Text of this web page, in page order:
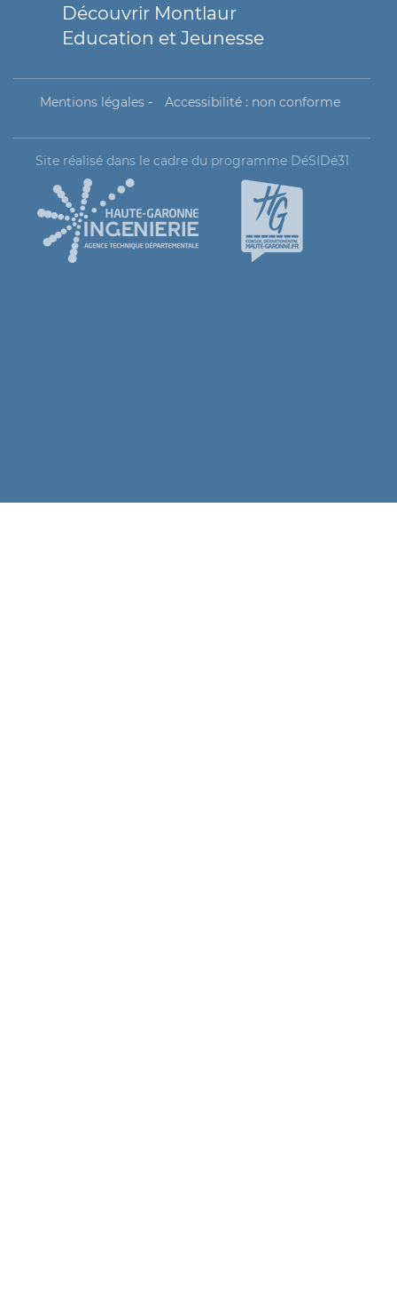
Découvrir Montlaur
Education et Jeunesse
Mentions légales- Accessibilité : non conforme
Site réalisé dans le cadre du programme DéSIDé31